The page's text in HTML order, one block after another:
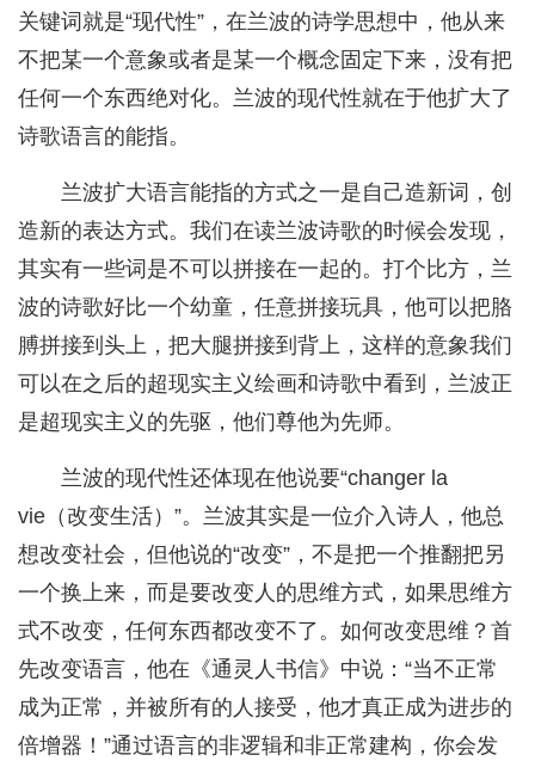
关键词就是“现代性”，在兰波的诗学思想中，他从来
不把某一个意象或者是某一个概念固定下来，没有把
任何一个东西绝对化。兰波的现代性就在于他扩大了
诗歌语言的能指。
兰波扩大语言能指的方式之一是自己造新词，创
造新的表达方式。我们在读兰波诗歌的时候会发现，
其实有一些词是不可以拼接在一起的。打个比方，兰
波的诗歌好比一个幼童，任意拼接玩具，他可以把胳
膊拼接到头上，把大腿拼接到背上，这样的意象我们
可以在之后的超现实主义绘画和诗歌中看到，兰波正
是超现实主义的先驱，他们尊他为先师。
兰波的现代性还体现在他说要“changer la
vie（改变生活）”。兰波其实是一位介入诗人，他总
想改变社会，但他说的“改变”，不是把一个推翻把另
一个换上来，而是要改变人的思维方式，如果思维方
式不改变，任何东西都改变不了。如何改变思维？首
先改变语言，他在《通灵人书信》中说：“当不正常
成为正常，并被所有的人接受，他才真正成为进步的
倍增器！”通过语言的非逻辑和非正常建构，你会发